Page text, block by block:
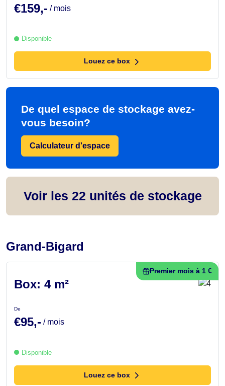
€159,- / mois
Disponible
Louez ce box
De quel espace de stockage avez-
vous besoin?
Calculateur d'espace
Voir les 22 unités de stockage
Grand-Bigard
Premier mois à 1 €
Box: 4 m²
De
€95,- / mois
Disponible
Louez ce box